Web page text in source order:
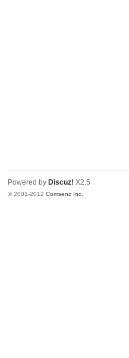
Powered by Discuz! X2.5
© 2001-2012Comsenz Inc.